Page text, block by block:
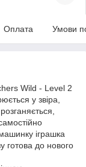
Оплата Умови
Wild - Level 2
у звіра,
іграшка
готова до нового